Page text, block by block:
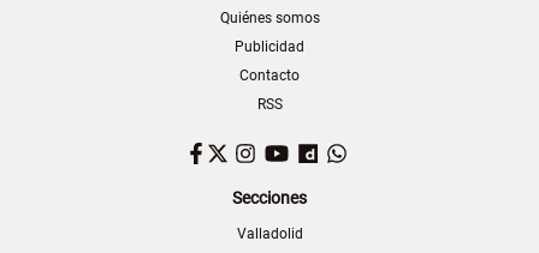
Quiénes somos
Publicidad
Contacto
RSS
Facebook
TwitterInstagram
YouTubeDailymotion
Secciones
Valladolid